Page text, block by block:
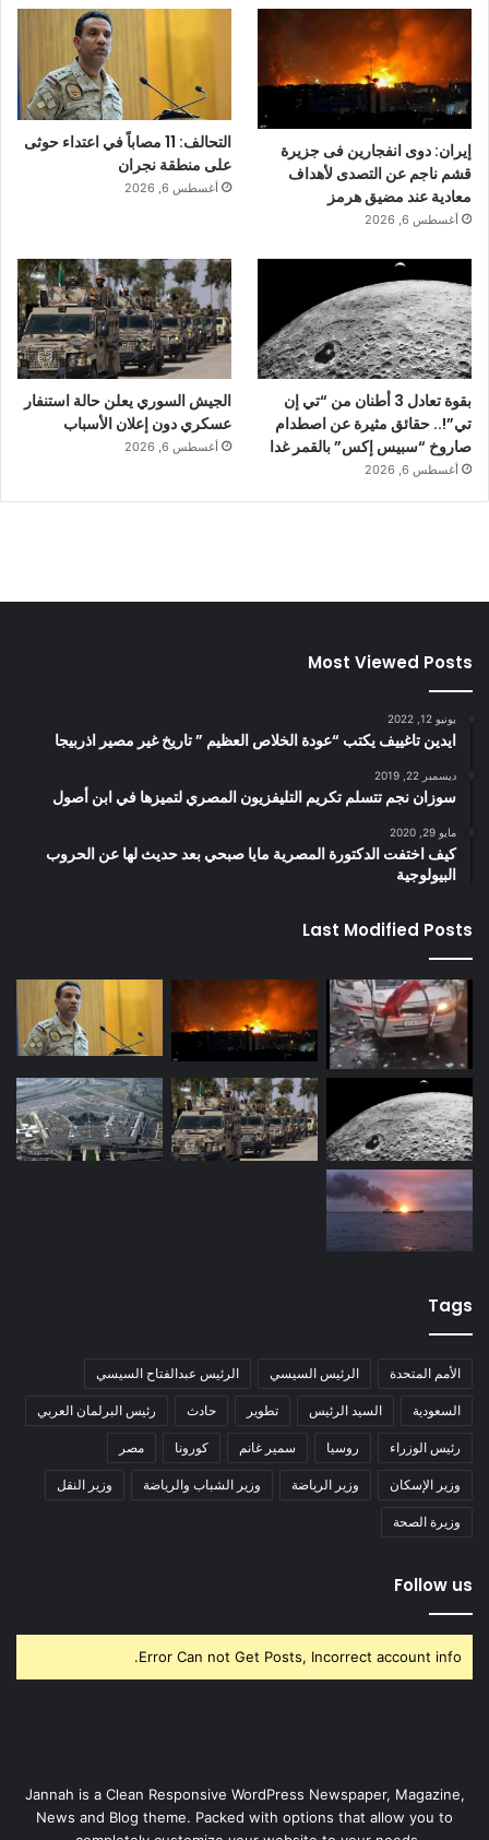
إيران: دوى انفجارين فى جزيرة
قشم ناجم عن التصدى لأهداف
معادية عند مضيق هرمز
أغسطس 6, 2026
التحالف: 11 مصاباً في اعتداء حوثى
على منطقة نجران
أغسطس 6, 2026
بقوة تعادل 3 أطنان من “تي إن
تي”!.. حقائق مثيرة عن اصطدام
صاروخ “سبيس إكس” بالقمر غدا
أغسطس 6, 2026
الجيش السوري يعلن حالة استنفار
عسكري دون إعلان الأسباب
أغسطس 6, 2026
Most Viewed Posts
يونيو 12, 2022
ايدين تاغييف يكتب “عودة الخلاص العظيم ” تاريخ غير مصير اذربيجا
ديسمبر 22, 2019
سوزان نجم تتسلم تكريم التليفزيون المصري لتميزها في ابن أصول
مايو 29, 2020
كيف اختفت الدكتورة المصرية مايا صبحي بعد حديث لها عن الحروب
البيولوجية
Last Modified Posts
Tags
الأمم المتحدة الرئيس السيسي الرئيس عبدالفتاح السيسي
السعودية السيد الرئيس تطوير حادث رئيس البرلمان العربي
رئيس الوزراء روسيا سمير غانم كورونا مصر
وزير الإسكان وزير الرياضة وزير الشباب والرياضة وزير النقل
وزيرة الصحة
Follow us
Error Can not Get Posts, Incorrect account info.
Jannah is a Clean Responsive WordPress Newspaper, Magazine,
News and Blog theme. Packed with options that allow you to